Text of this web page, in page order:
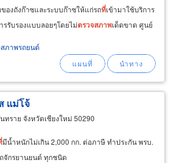
องถังก๊าซและระบบก๊าซให้แก่รถที่เข้ามาใช้บริการ
รับรองแบบลอยๆโดยไม่ตรวจสภาพเด็ดขาด ศูนย์
ภาพรถยนต์
แม่โจ้
ทราย จังหวัดเชียงใหม่ 50290
มีน้ำหนักไม่เกิน 2,000 กก. ต่อภาษี ทำประกัน พรบ.
จักรยานยนต์ ทุกชนิด